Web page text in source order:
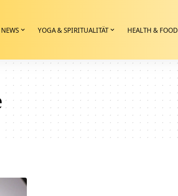
NEWS YOGA & SPIRITUALITÄT HEALTH & FOOD